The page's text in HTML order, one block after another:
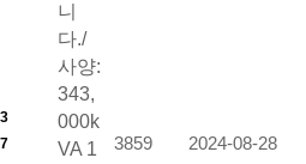
니
다./
사양:
343,
000k
VA 1
3859 2024-08-28